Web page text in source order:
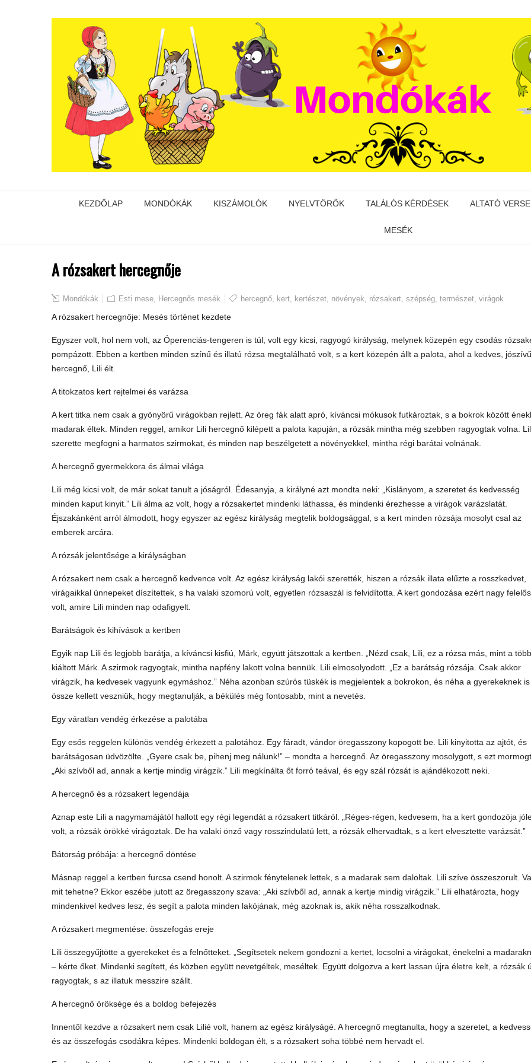
KEZDŐLAP MONDÓKÁK KISZÁMOLÓK NYELVTÖRŐK TALÁLÓS KÉRDÉSEK ALTATÓ
MESÉK
A rózsakert hercegnője
Mondókák Esti mese, Hercegnős mesék hercegnő, kert, kertészet, növények, rózsakert, szépség, természet, virágok
A rózsakert hercegnője: Mesés történet kezdete
Egyszer volt, hol nem volt, az Óperenciás-tengeren is túl, volt egy kicsi, ragyogó királyság, melynek közepén egy csodás
pompázott. Ebben a kertben minden színű és illatú rózsa megtalálható volt, s a kert közepén állt a palota, ahol a kedves, jószívű
hercegnő, Lili élt.
A titokzatos kert rejtelmei és varázsa
A kert titka nem csak a gyönyörű virágokban rejlett. Az öreg fák alatt apró, kíváncsi mókusok futkároztak, s a bokrok között
madarak éltek. Minden reggel, amikor Lili hercegnő kilépett a palota kapuján, a rózsák mintha még szebben ragyogtak volna.
szerette megfogni a harmatos szirmokat, és minden nap beszélgetett a növényekkel, mintha régi barátai volnának.
A hercegnő gyermekkora és álmai világa
Lili még kicsi volt, de már sokat tanult a jóságról. Édesanyja, a királyné azt mondta neki: „Kislányom, a szeretet és kedvesség
minden kaput kinyit.” Lili álma az volt, hogy a rózsakertet mindenki láthassa, és mindenki érezhesse a virágok varázslatát.
Éjszakánként arról álmodott, hogy egyszer az egész királyság megtelik boldogsággal, s a kert minden rózsája mosolyt csal az
emberek arcára.
A rózsák jelentősége a királyságban
A rózsakert nem csak a hercegnő kedvence volt. Az egész királyság lakói szerették, hiszen a rózsák illata elűzte a rosszkedvet,
virágaikkal ünnepeket díszítettek, s ha valaki szomorú volt, egyetlen rózsaszál is felvidította. A kert gondozása ezért nagy
volt, amire Lili minden nap odafigyelt.
Barátságok és kihívások a kertben
Egyik nap Lili és legjobb barátja, a kíváncsi kisfiú, Márk, együtt játszottak a kertben. „Nézd csak, Lili, ez a rózsa más, mint a
kiáltott Márk. A szirmok ragyogtak, mintha napfény lakott volna bennük. Lili elmosolyodott. „Ez a barátság rózsája. Csak akkor
virágzik, ha kedvesek vagyunk egymáshoz.” Néha azonban szúrós tüskék is megjelentek a bokrokon, és néha a gyerekeknek is
össze kellett veszniük, hogy megtanulják, a békülés még fontosabb, mint a nevetés.
Egy váratlan vendég érkezése a palotába
Egy esős reggelen különös vendég érkezett a palotához. Egy fáradt, vándor öregasszony kopogott be. Lili kinyitotta az ajtót, és
barátságosan üdvözölte. „Gyere csak be, pihenj meg nálunk!” – mondta a hercegnő. Az öregasszony mosolygott, s ezt
„Aki szívből ad, annak a kertje mindig virágzik.” Lili megkínálta őt forró teával, és egy szál rózsát is ajándékozott neki.
A hercegnő és a rózsakert legendája
Aznap este Lili a nagymamájától hallott egy régi legendát a rózsakert titkáról. „Réges-régen, kedvesem, ha a kert gondozója
volt, a rózsák örökké virágoztak. De ha valaki önző vagy rosszindulatú lett, a rózsák elhervadtak, s a kert elvesztette varázsát.”
Bátorság próbája: a hercegnő döntése
Másnap reggel a kertben furcsa csend honolt. A szirmok fénytelenek lettek, s a madarak sem daloltak. Lili szíve összeszorult.
mit tehetne? Ekkor eszébe jutott az öregasszony szava: „Aki szívből ad, annak a kertje mindig virágzik.” Lili elhatározta, hogy
mindenkivel kedves lesz, és segít a palota minden lakójának, még azoknak is, akik néha rosszalkodnak.
A rózsakert megmentése: összefogás ereje
Lili összegyűjtötte a gyerekeket és a felnőtteket. „Segítsetek nekem gondozni a kertet, locsolni a virágokat, énekelni a
– kérte őket. Mindenki segített, és közben együtt nevetgéltek, meséltek. Együtt dolgozva a kert lassan újra életre kelt, a rózsák
ragyogtak, s az illatuk messzire szállt.
A hercegnő öröksége és a boldog befejezés
Innentől kezdve a rózsakert nem csak Lilié volt, hanem az egész királyságé. A hercegnő megtanulta, hogy a szeretet, a
és az összefogás csodákra képes. Mindenki boldogan élt, s a rózsakert soha többé nem hervadt el.